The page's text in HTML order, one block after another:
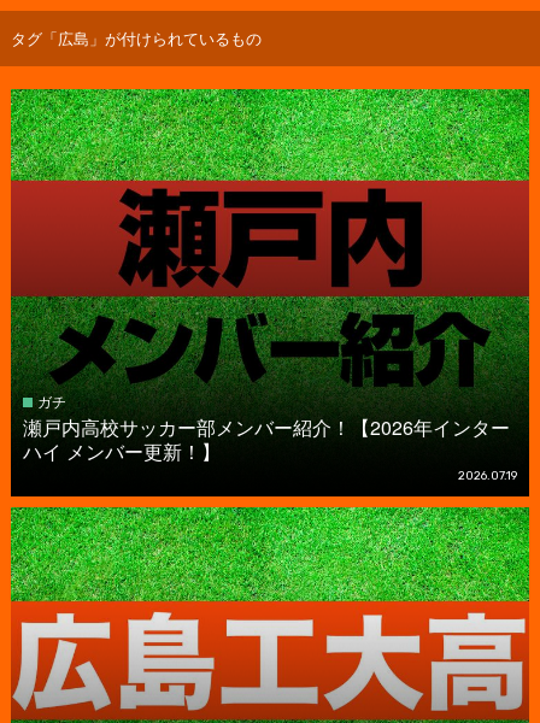
タグ「広島」が付けられているもの
ガチ
瀬戸内高校サッカー部メンバー紹介！【2026年インター
ハイ メンバー更新！】
2026.07.19